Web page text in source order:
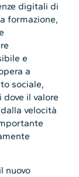
digitali di
formazione,
e
a
sociale,
il valore
velocità
nuovo